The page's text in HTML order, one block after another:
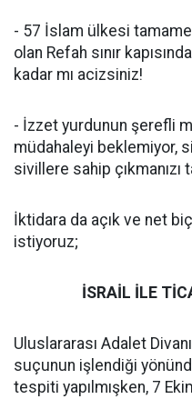
- 57 İslam ülkesi
olan Refah sınır
kadar mı acizsiniz!
- İzzet yurdunun şerefli
müdahaleyi beklemiyor,
sivillere sahip çıkmanızı
İktidara da açık ve net
istiyoruz;
İSRAİL İLE
Uluslararası Adalet
suçunun işlendiği
tespiti yapılmışken, 7